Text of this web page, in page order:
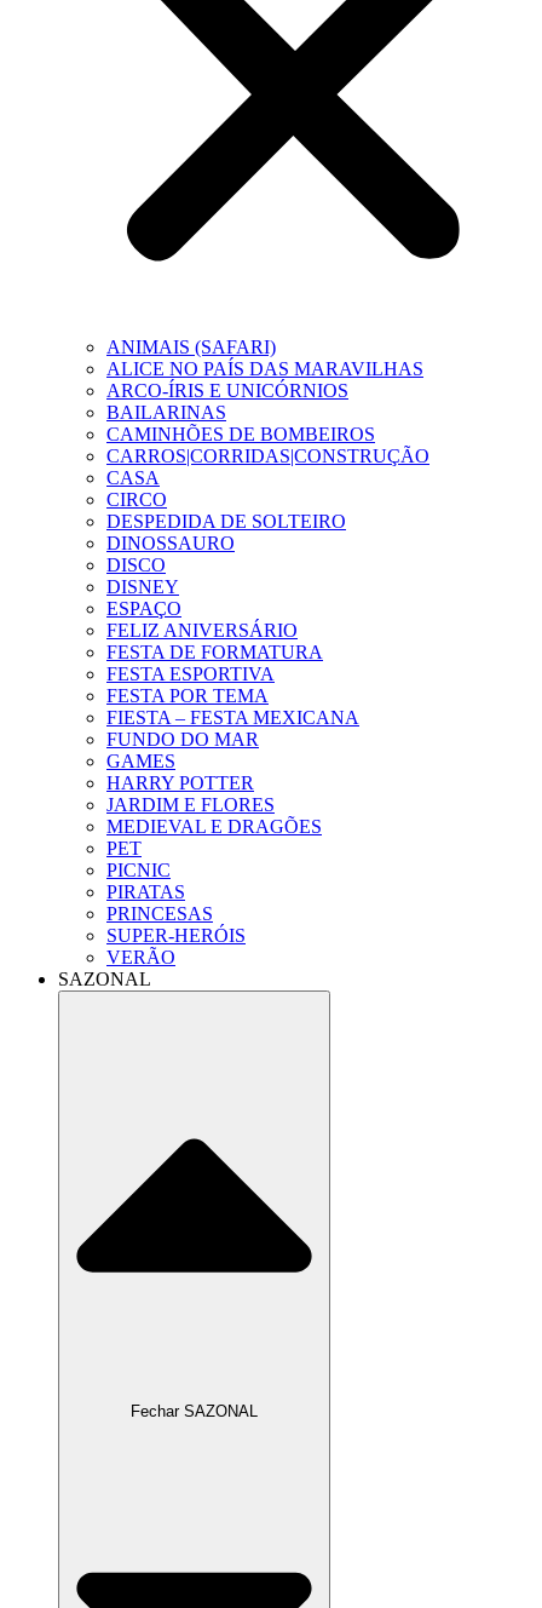
ANIMAIS (SAFARI)
ALICE NO PAÍS DAS MARAVILHAS
ARCO-ÍRIS E UNICÓRNIOS
BAILARINAS
CAMINHÕES DE BOMBEIROS
CARROS|CORRIDAS|CONSTRUÇÃO
CASA
CIRCO
DESPEDIDA DE SOLTEIRO
DINOSSAURO
DISCO
DISNEY
ESPAÇO
FELIZ ANIVERSÁRIO
FESTA DE FORMATURA
FESTA ESPORTIVA
FESTA POR TEMA
FIESTA – FESTA MEXICANA
FUNDO DO MAR
GAMES
HARRY POTTER
JARDIM E FLORES
MEDIEVAL E DRAGÕES
PET
PICNIC
PIRATAS
PRINCESAS
SUPER-HERÓIS
VERÃO
SAZONAL
Fechar SAZONAL